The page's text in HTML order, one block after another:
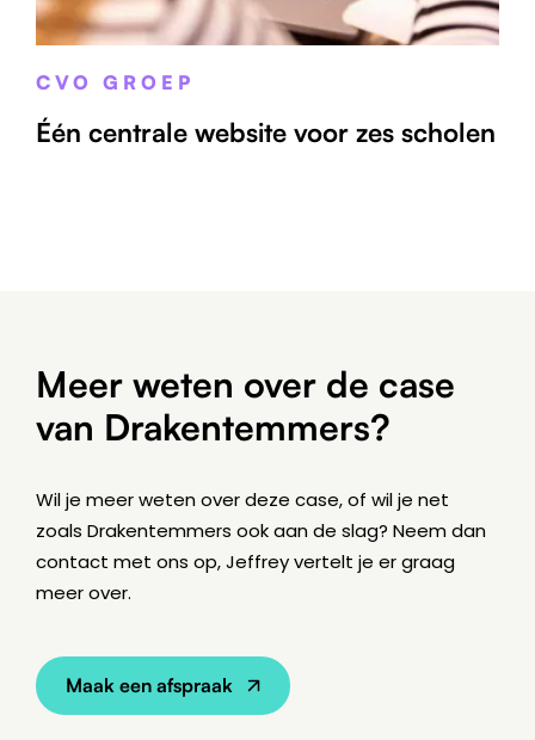
CVO GROEP
Één centrale website voor zes scholen
Meer weten over de case
van Drakentemmers?
Wil je meer weten over deze case, of wil je net
zoals Drakentemmers ook aan de slag? Neem dan
contact met ons op, Jeffrey vertelt je er graag
meer over.
Maak een afspraak